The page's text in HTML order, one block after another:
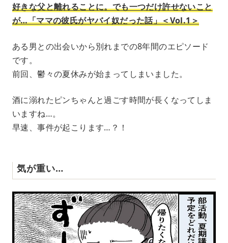
好きな父と離れることに。でも一つだけ許せないこと
が…「ママの彼氏がヤバイ奴だった話」＜Vol.1＞
ある男との出会いから別れまでの8年間のエピソード
です。
前回、鬱々の夏休みが始まってしまいました。
酒に溺れたピンちゃんと過ごす時間が長くなってしま
いますね…。
早速、事件が起こります…？！
気が重い…